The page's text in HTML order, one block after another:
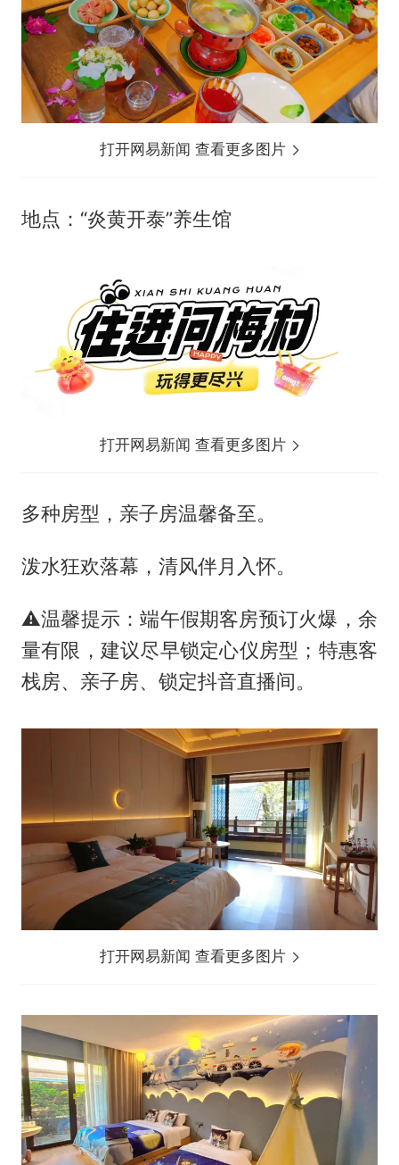
打开网易新闻 查看更多图片
地点：“炎黄开泰”养生馆
打开网易新闻 查看更多图片
️多种房型，亲子房温馨备至。
泼水狂欢落幕，清风伴月入怀。
⚠️温馨提示：端午假期客房预订火爆，余
量有限，建议尽早锁定心仪房型；特惠客
栈房、亲子房、锁定抖音直播间。
打开网易新闻 查看更多图片